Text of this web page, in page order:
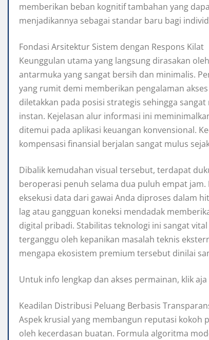
memberikan beban kognitif tambahan yang
menjadikannya sebagai standar baru bagi
Fondasi Arsitektur Sistem dengan Respons Kilat
Keunggulan utama yang langsung dirasakan
antarmuka yang sangat bersih dan minimalis.
yang rumit demi memberikan pengalaman
diletakkan pada posisi strategis sehingga
instan. Kejelasan alur informasi ini
ditemui pada aplikasi keuangan konvensional.
kompensasi finansial berjalan sangat mulus
Dibalik kemudahan visual tersebut, terdapat
beroperasi penuh selama dua puluh empat
eksekusi data dari gawai Anda diproses dalam
lag atau gangguan koneksi mendadak
digital pribadi. Stabilitas teknologi ini sangat
terganggu oleh kepanikan masalah teknis
mengapa ekosistem premium tersebut dinilai
Untuk info lengkap dan akses permainan, klik
Keadilan Distribusi Peluang Berbasis
Aspek krusial yang membangun reputasi kokoh
oleh kecerdasan buatan. Formula algoritma